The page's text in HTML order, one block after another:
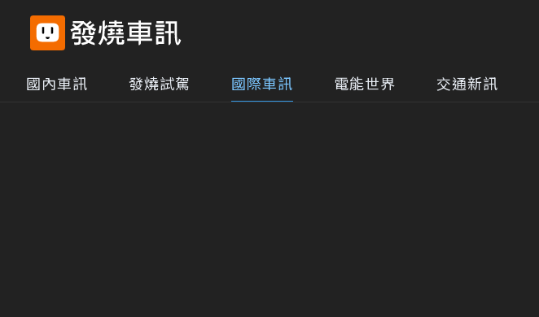
國內車訊 發燒試駕 國際車訊 電能世界 交通新訊